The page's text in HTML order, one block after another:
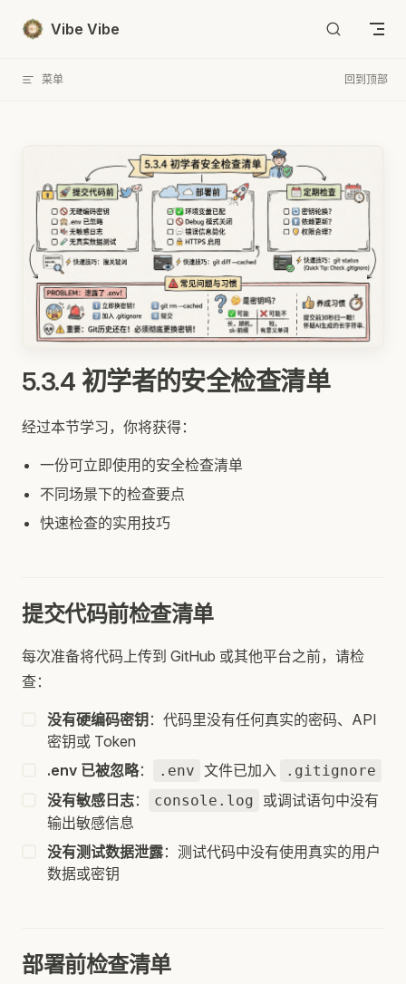
Skip to content
Vibe Vibe
菜单 回到顶部
5.3.4 初学者的安全检查清单
经过本节学习，你将获得：
一份可立即使用的安全检查清单
不同场景下的检查要点
快速检查的实用技巧
提交代码前检查清单
每次准备将代码上传到 GitHub 或其他平台之前，请检
查：
没有硬编码密钥 ：代码里没有任何真实的密码、API
密钥或 Token
.env 已被忽略： .env 文件已加入 .gitignore
没有敏感日志： console.log
或调试语句中没有
输出敏感信息
没有测试数据泄露：测试代码中没有使用真实的用户
数据或密钥
部署前检查清单